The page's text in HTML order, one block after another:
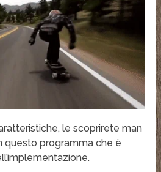
le scoprirete man
questo programma che è